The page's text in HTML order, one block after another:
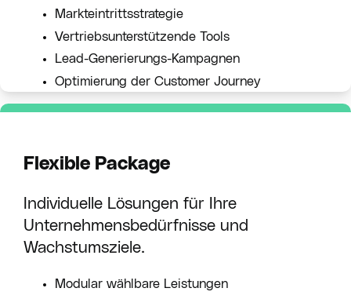
Markteintrittsstrategie
Vertriebsunterstützende Tools
Lead-Generierungs-Kampagnen
Optimierung der Customer Journey
Flexible Package
Individuelle Lösungen für Ihre
Unternehmensbedürfnisse und
Wachstumsziele.
Modular wählbare Leistungen